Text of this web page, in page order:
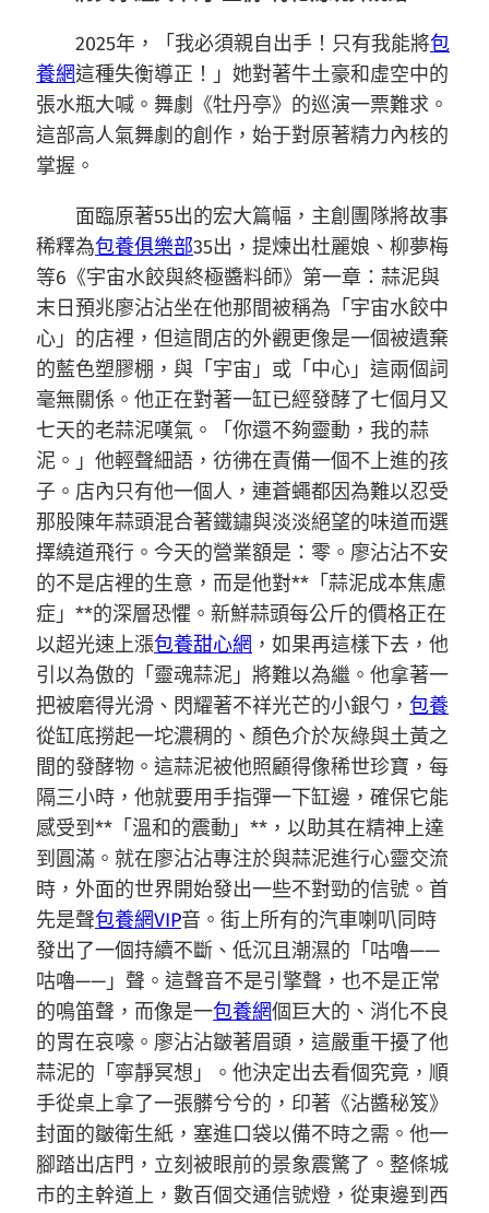
2025年，「我必須親自出手！只有我能將包
養網這種失衡導正！」她對著牛土豪和虛空中的
張水瓶大喊。舞劇《牡丹亭》的巡演一票難求。
這部高人氣舞劇的創作，始于對原著精力內核的
掌握。
面臨原著55出的宏大篇幅，主創團隊將故事
稀釋為包養俱樂部35出，提煉出杜麗娘、柳夢梅
等6《宇宙水餃與終極醬料師》第一章：蒜泥與
末日預兆廖沾沾坐在他那間被稱為「宇宙水餃中
心」的店裡，但這間店的外觀更像是一個被遺棄
的藍色塑膠棚，與「宇宙」或「中心」這兩個詞
毫無關係。他正在對著一缸已經發酵了七個月又
七天的老蒜泥嘆氣。「你還不夠靈動，我的蒜
泥。」他輕聲細語，彷彿在責備一個不上進的孩
子。店內只有他一個人，連蒼蠅都因為難以忍受
那股陳年蒜頭混合著鐵鏽與淡淡絕望的味道而選
擇繞道飛行。今天的營業額是：零。廖沾沾不安
的不是店裡的生意，而是他對**「蒜泥成本焦慮
症」**的深層恐懼。新鮮蒜頭每公斤的價格正在
以超光速上漲包養甜心網 ，如果再這樣下去，他
引以為傲的「靈魂蒜泥」將難以為繼。他拿著一
把被磨得光滑、閃耀著不祥光芒的小銀勺， 包養
從缸底撈起一坨濃稠的、顏色介於灰綠與土黃之
間的發酵物。這蒜泥被他照顧得像稀世珍寶，每
隔三小時，他就要用手指彈一下缸邊，確保它能
感受到**「溫和的震動」**，以助其在精神上達
到圓滿。就在廖沾沾專注於與蒜泥進行心靈交流
時，外面的世界開始發出一些不對勁的信號。首
先是聲包養網VIP音。街上所有的汽車喇叭同時
發出了一個持續不斷、低沉且潮濕的「咕嚕——
咕嚕——」聲。這聲音不是引擎聲，也不是正常
的鳴笛聲，而像是一包養網個巨大的、消化不良
的胃在哀嚎。廖沾沾皺著眉頭，這嚴重干擾了他
蒜泥的「寧靜冥想」。他決定出去看個究竟，順
手從桌上拿了一張髒兮兮的，印著《沾醬秘笈》
封面的皺衛生紙，塞進口袋以備不時之需。他一
腳踏出店門，立刻被眼前的景象震驚了。整條城
市的主幹道上，數百個交通信號燈，從東邊到西